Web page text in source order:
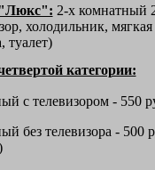
2-х комнатный
холодильник,
туалет)
категории:
с телевизором - 550
без телевизора - 500